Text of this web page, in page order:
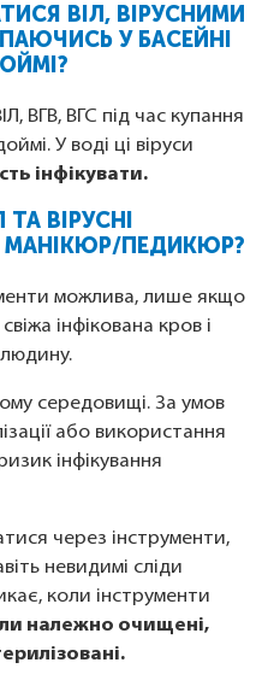
ВІЛ, ВІРУСНИМИ
У БАСЕЙНІ
ВГВ, ВГС під час купання
У воді ці віруси
інфікувати.
ВІРУСНІ
МАНІКЮР/ПЕДИКЮР?
можлива, лише якщо
інфікована кров і
середовищі. За умов
або використання
інфікування
через інструменти,
невидимі сліди
коли інструменти
належно очищені,